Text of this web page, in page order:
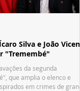
Silva e João
"Tremembé"
da segunda
que amplia o elenco e
em crimes de